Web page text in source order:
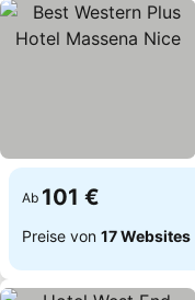
Ab 101 €
Preise von 17 Websites